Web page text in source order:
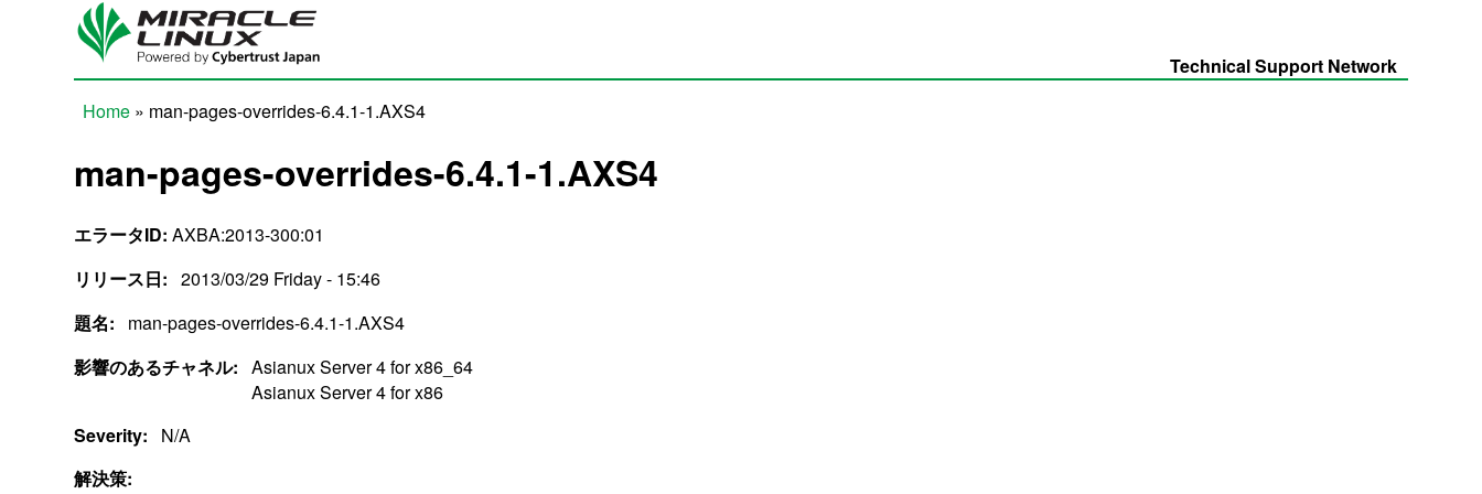
Skip to main content
Technical Support Network
Home » man-pages-overrides-6.4.1-1.AXS4
man-pages-overrides-6.4.1-1.AXS4
エラータID: AXBA:2013-300:01
リリース日: 2013/03/29 Friday - 15:46
題名:
man-pages-overrides-6.4.1-1.AXS4
影響のあるチャネル: Asianux Server 4 for x86_64
Asianux Server 4 for x86
Severity:
N/A
解決策: